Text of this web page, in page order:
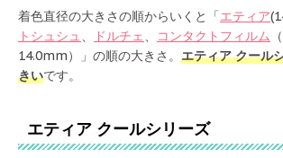
着色直径の大きさの順からいくと「エティア
トシュシュ、 ドルチェ、 コンタクトフィルム
14.0mm）」の順の大きさ。 エティア クール
きいです。
エティア クールシリーズ